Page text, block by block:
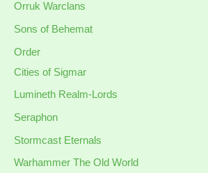
Orruk Warclans
Sons of Behemat
Order
Cities of Sigmar
Lumineth Realm-Lords
Seraphon
Stormcast Eternals
Warhammer The Old World